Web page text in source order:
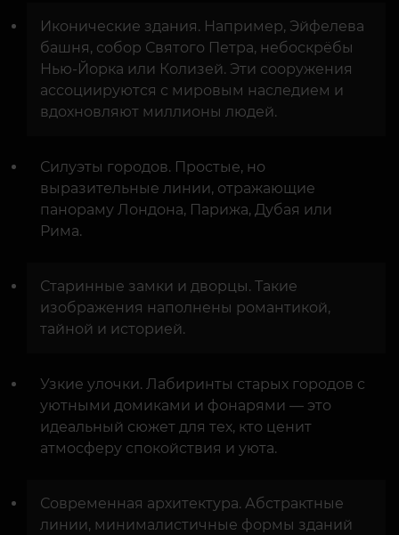
Иконические здания. Например, Эйфелева
башня, собор Святого Петра, небоскрёбы
Нью-Йорка или Колизей. Эти сооружения
ассоциируются с мировым наследием и
вдохновляют миллионы людей.
Силуэты городов. Простые, но
выразительные линии, отражающие
панораму Лондона, Парижа, Дубая или
Рима.
Старинные замки и дворцы. Такие
изображения наполнены романтикой,
тайной и историей.
Узкие улочки. Лабиринты старых городов с
уютными домиками и фонарями — это
идеальный сюжет для тех, кто ценит
атмосферу спокойствия и уюта.
Современная архитектура. Абстрактные
линии, минималистичные формы зданий